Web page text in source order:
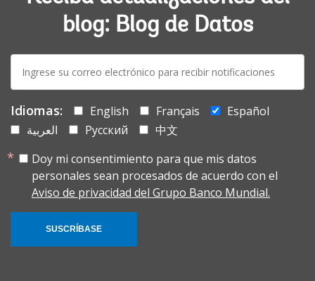
blog: Blog de Datos
E-
mail:
Idiomas: English Français
Español
العربية
Русский
中文
Doy mi consentimiento para que mis datos
personales sean procesados de acuerdo con el
Aviso de privacidad del Grupo Banco Mundial.
SUSCRÍBASE